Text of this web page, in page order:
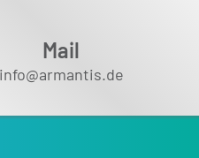
Mail
info@armantis.de